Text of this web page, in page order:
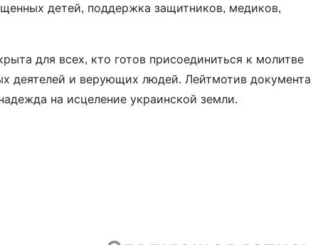
детей, поддержка защитников, медиков,
для всех, кто готов присоединиться к молитве
деятелей и верующих людей. Лейтмотив документа
на исцеление украинской земли.